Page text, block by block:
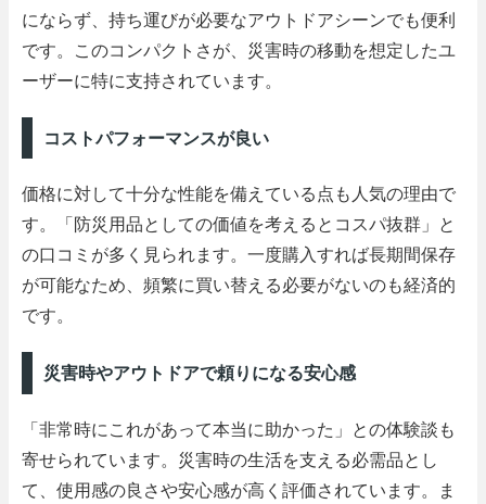
にならず、持ち運びが必要なアウトドアシーンでも便利
です。このコンパクトさが、災害時の移動を想定したユ
ーザーに特に支持されています。
コストパフォーマンスが良い
価格に対して十分な性能を備えている点も人気の理由で
す。「防災用品としての価値を考えるとコスパ抜群」と
の口コミが多く見られます。一度購入すれば長期間保存
が可能なため、頻繁に買い替える必要がないのも経済的
です。
災害時やアウトドアで頼りになる安心感
「非常時にこれがあって本当に助かった」との体験談も
寄せられています。災害時の生活を支える必需品とし
て、使用感の良さや安心感が高く評価されています。ま